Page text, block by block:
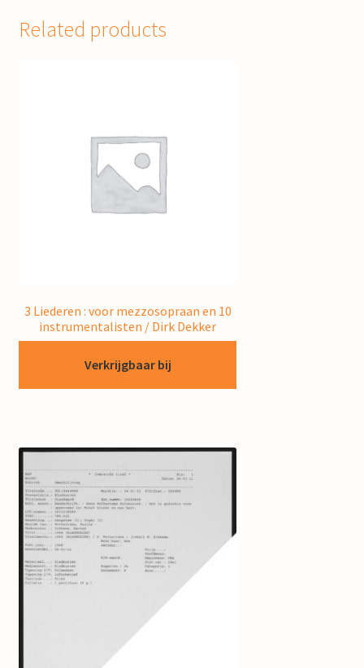
Related products
3 Liederen : voor mezzosopraan en 10
instrumentalisten / Dirk Dekker
Verkrijgbaar bij